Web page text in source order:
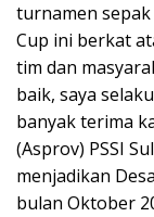
turnamen
Cup ini berkat
tim dan
baik, saya
banyak terima
(Asprov) PSSI
menjadikan
bulan Oktober